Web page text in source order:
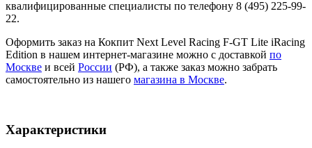
квалифицированные специалисты по телефону 8 (495) 225-99-
22.
Оформить заказ на Кокпит Next Level Racing F-GT Lite iRacing
Edition в нашем интернет-магазине можно с доставкой по
Москве и всей России (РФ), а также заказ можно забрать
самостоятельно из нашего магазина в Москве.
Характеристики